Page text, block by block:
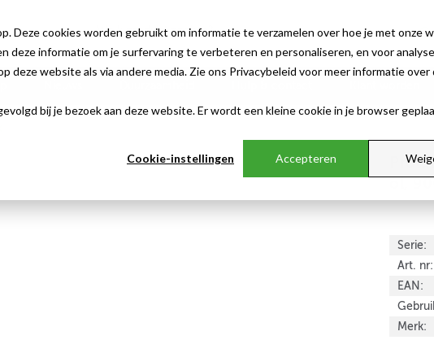
Deze cookies worden gebruikt om informatie te verzamelen over hoe je met onze
deze informatie om je surfervaring te verbeteren en personaliseren, en voor
deze website als via andere media. Zie ons Privacybeleid voor meer informatie over
bij je bezoek aan deze website. Er wordt een kleine cookie in je browser
Cookie-instellingen Accepteren
ol,
Serie:
Art. nr:
EAN:
Merk: